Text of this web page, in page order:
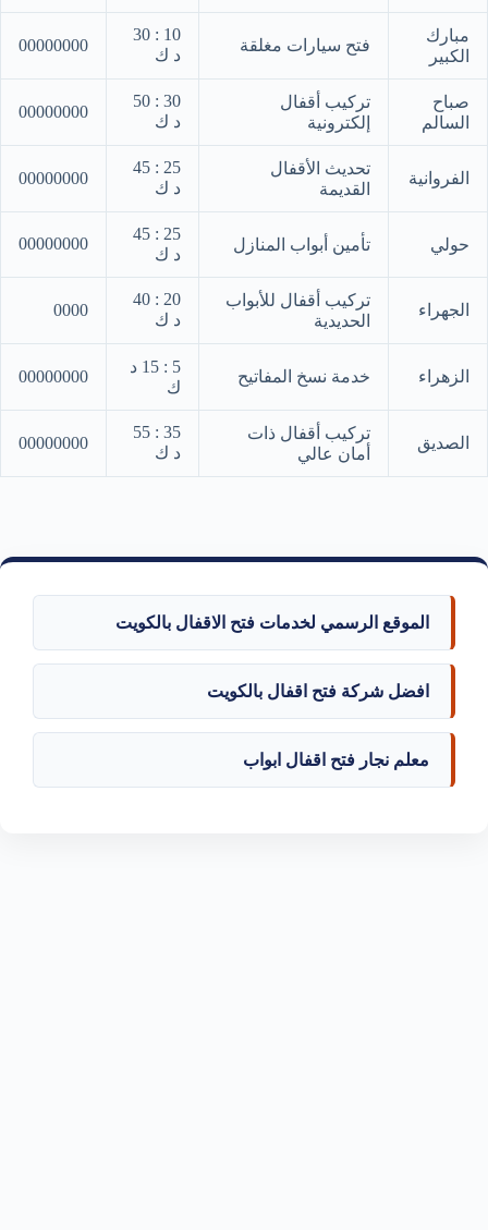
مبارك
الكبير
فتح سيارات مغلقة
10 : 30
د ك
00000000
صباح
السالم
تركيب أقفال
إلكترونية
30 : 50
د ك
00000000
الفروانية
تحديث الأقفال
القديمة
25 : 45
د ك
00000000
حولي تأمين أبواب المنازل
25 : 45
د ك
00000000
الجهراء
تركيب أقفال للأبواب
الحديدية
20 : 40
د ك
0000
الزهراء خدمة نسخ المفاتيح
5 : 15 د
ك
00000000
الصديق
تركيب أقفال ذات
أمان عالي
35 : 55
د ك
00000000
الموقع الرسمي لخدمات فتح الاقفال بالكويت
افضل شركة فتح اقفال بالكويت
معلم نجار فتح اقفال ابواب